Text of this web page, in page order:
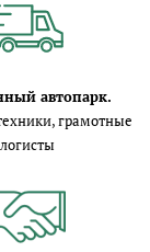
автопарк.
грамотные
логисты